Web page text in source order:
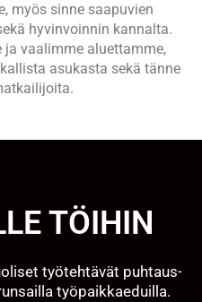
myös sinne saapuvien
hyvinvoinnin kannalta.
ja vaalimme aluettamme,
asukasta sekä tänne
TÖIHIN
työtehtävät puhtaus-
työpaikkaeduilla.